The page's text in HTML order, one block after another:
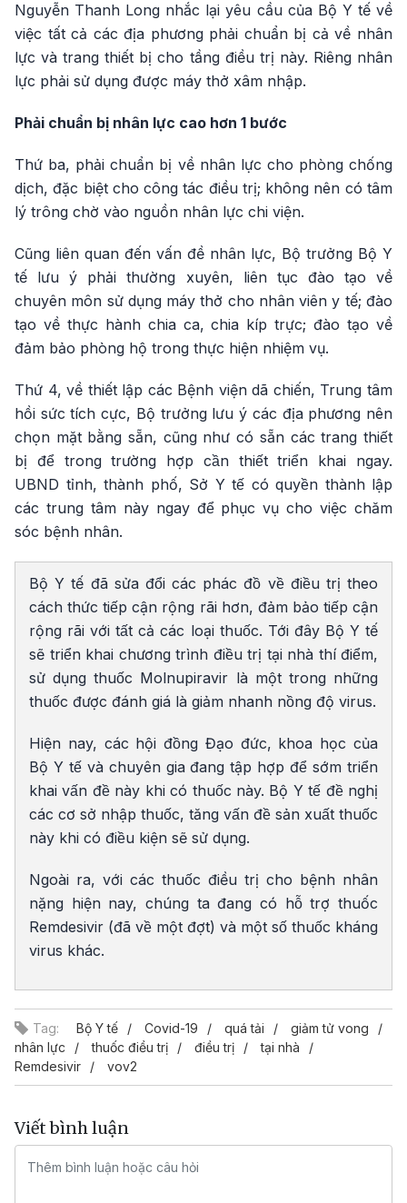
Nguyễn Thanh Long nhắc lại yêu cầu của Bộ Y tế về
việc tất cả các địa phương phải chuẩn bị cả về nhân
lực và trang thiết bị cho tầng điều trị này. Riêng nhân
lực phải sử dụng được máy thở xâm nhập.
Phải chuẩn bị nhân lực cao hơn 1 bước
Thứ ba, phải chuẩn bị về nhân lực cho phòng chống
dịch, đặc biệt cho công tác điều trị; không nên có tâm
lý trông chờ vào nguồn nhân lực chi viện.
Cũng liên quan đến vấn đề nhân lực, Bộ trưởng Bộ Y
tế lưu ý phải thường xuyên, liên tục đào tạo về
chuyên môn sử dụng máy thở cho nhân viên y tế; đào
tạo về thực hành chia ca, chia kíp trực; đào tạo về
đảm bảo phòng hộ trong thực hiện nhiệm vụ.
Thứ 4, về thiết lập các Bệnh viện dã chiến, Trung tâm
hồi sức tích cực, Bộ trưởng lưu ý các địa phương nên
chọn mặt bằng sẵn, cũng như có sẵn các trang thiết
bị để trong trường hợp cần thiết triển khai ngay.
UBND tỉnh, thành phố, Sở Y tế có quyền thành lập
các trung tâm này ngay để phục vụ cho việc chăm
sóc bệnh nhân.
Bộ Y tế đã sửa đổi các phác đồ về điều trị theo
cách thức tiếp cận rộng rãi hơn, đảm bảo tiếp cận
rộng rãi với tất cả các loại thuốc. Tới đây Bộ Y tế
sẽ triển khai chương trình điều trị tại nhà thí điểm,
sử dụng thuốc Molnupiravir là một trong những
thuốc được đánh giá là giảm nhanh nồng độ virus.
Hiện nay, các hội đồng Đạo đức, khoa học của
Bộ Y tế và chuyên gia đang tập hợp để sớm triển
khai vấn đề này khi có thuốc này. Bộ Y tế đề nghị
các cơ sở nhập thuốc, tăng vấn đề sản xuất thuốc
này khi có điều kiện sẽ sử dụng.
Ngoài ra, với các thuốc điều trị cho bệnh nhân
nặng hiện nay, chúng ta đang có hỗ trợ thuốc
Remdesivir (đã về một đợt) và một số thuốc kháng
virus khác.
Tag: Bộ Y tế Covid-19 quá tải
giảm tử vong
nhân lực
thuốc điều trị điều trị
tại nhà
Remdesivir
vov2
Viết bình luận